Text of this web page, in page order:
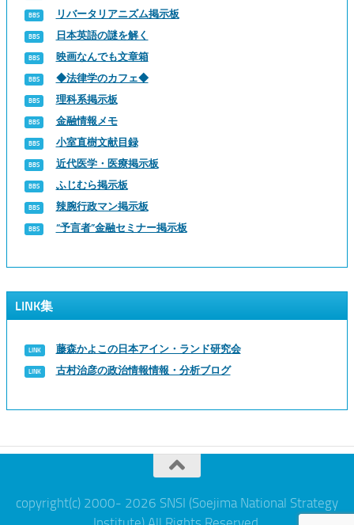
リバータリアニズム掲示板
日本英語の謎を解く
映画なんでも文章箱
◆法律学のカフェ◆
理科系掲示板
金融情報メモ
小室直樹文献目録
近代医学・医療掲示板
ふじむら掲示板
辣腕行政マン掲示板
“予言者”金融セミナー掲示板
LINK集
藤森かよこの日本アイン・ランド研究会
古村治彦の政治情報情報・分析ブログ
copyright(c) 2000- 2026 SNSI (Soejima National Strategy